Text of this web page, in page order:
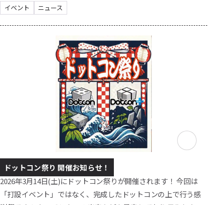
の施工工程を公開 ■ 40㎡の完成状態を確認可能 ■ シャワーによ
https://maps.app.goo.gl/8YV5i45t9FyHgGWk6 今回は、
Dotcon開発者の小澤辰也社長が直接解説をしてくださります✨
ぜひ現地でご体感ください...
イベント ニュース
ドットコン祭り 開催お知らせ！
2026年3月14日(土)にドットコン祭りが開催されます！ 今回は
「打設イベント」ではなく、完成したドットコンの上で行う感